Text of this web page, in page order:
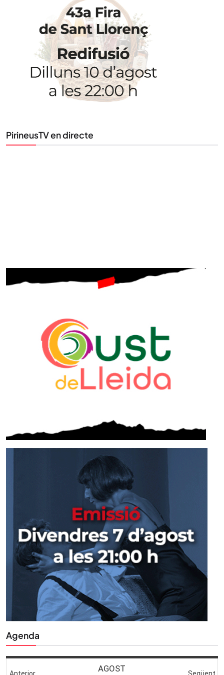
PirineusTV en directe
Agenda
STAY UPDATED
Uneix-te al nostre butlletí
Tota l’actualitat, seleccionada i enviada directament
al teu correu. Subscriu-te al nostre butlletí i segueix
la informació que importa.